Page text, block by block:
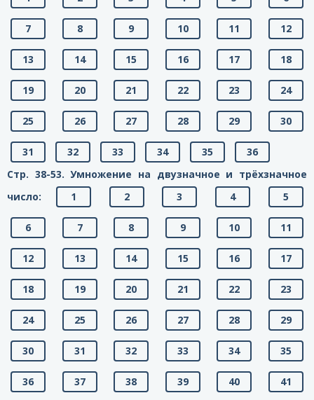
7 8 9 10 11 12
13 14 15 16 17 18
19 20 21 22 23 24
25 26 27 28 29 30
31 32 33 34 35
36
Стр. 38-53. Умножение на двузначное и трёхзначное
число:
1 2 3 4 5
6 7 8 9 10 11
12 13 14 15 16 17
18 19 20 21 22 23
24 25 26 27 28 29
30 31 32 33 34 35
36 37 38 39 40 41